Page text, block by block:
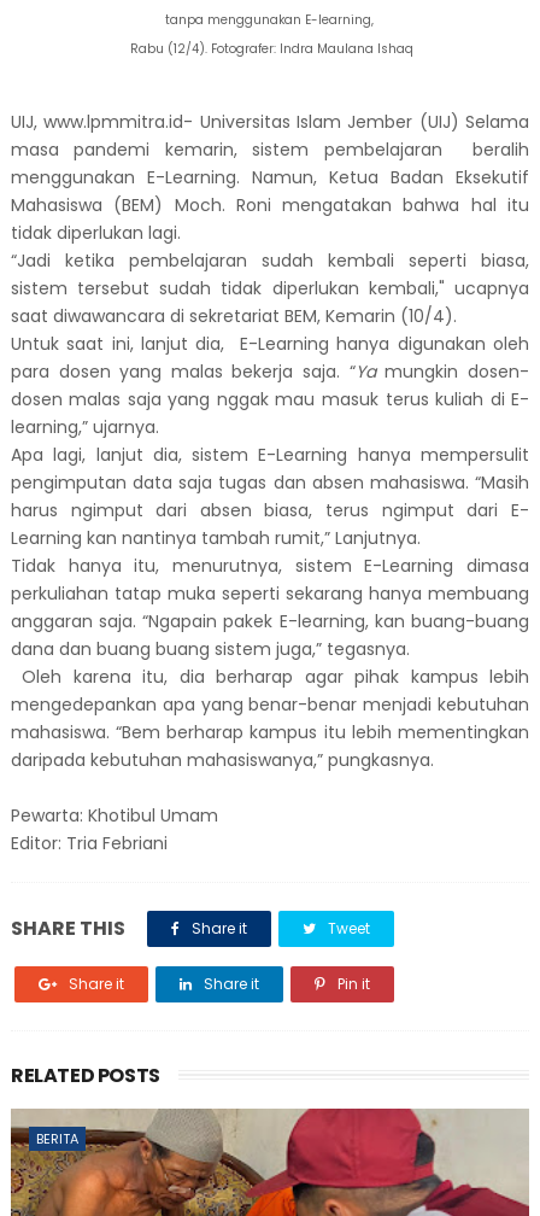
tanpa menggunakan E-learning,
Rabu (12/4). Fotografer: Indra Maulana Ishaq
UIJ, www.lpmmitra.id- Universitas Islam Jember (UIJ) Selama
masa pandemi kemarin, sistem pembelajaran beralih
menggunakan E-Learning. Namun, Ketua Badan Eksekutif
Mahasiswa (BEM) Moch. Roni mengatakan bahwa hal itu
tidak diperlukan lagi.
“Jadi ketika pembelajaran sudah kembali seperti biasa,
sistem tersebut sudah tidak diperlukan kembali," ucapnya
saat diwawancara di sekretariat BEM, Kemarin (10/4).
Untuk saat ini, lanjut dia, E-Learning hanya digunakan oleh
para dosen yang malas bekerja saja. “Yamungkin dosen-
dosen malas saja yang nggak mau masuk terus kuliah di E-
learning,” ujarnya.
Apa lagi, lanjut dia, sistem E-Learning hanya mempersulit
pengimputan data saja tugas dan absen mahasiswa. “Masih
harus ngimput dari absen biasa, terus ngimput dari E-
Learning kan nantinya tambah rumit,” Lanjutnya.
Tidak hanya itu, menurutnya, sistem E-Learning dimasa
perkuliahan tatap muka seperti sekarang hanya membuang
anggaran saja. “Ngapain pakek E-learning, kan buang-buang
dana dan buang buang sistem juga,” tegasnya.
Oleh karena itu, dia berharap agar pihak kampus lebih
mengedepankan apa yang benar-benar menjadi kebutuhan
mahasiswa. “Bem berharap kampus itu lebih mementingkan
daripada kebutuhan mahasiswanya,” pungkasnya.
Pewarta: Khotibul Umam
Editor: Tria Febriani
SHARE THIS Share it Tweet
Share it Share it Pin it
RELATED POSTS
BERITA